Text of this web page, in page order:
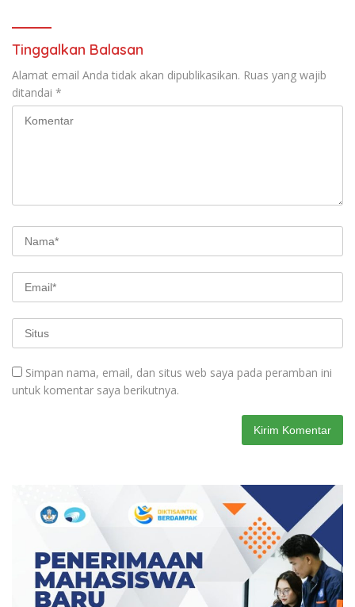
Tinggalkan Balasan
Alamat email Anda tidak akan dipublikasikan. Ruas yang wajib
ditandai *
Simpan nama, email, dan situs web saya pada peramban ini
untuk komentar saya berikutnya.